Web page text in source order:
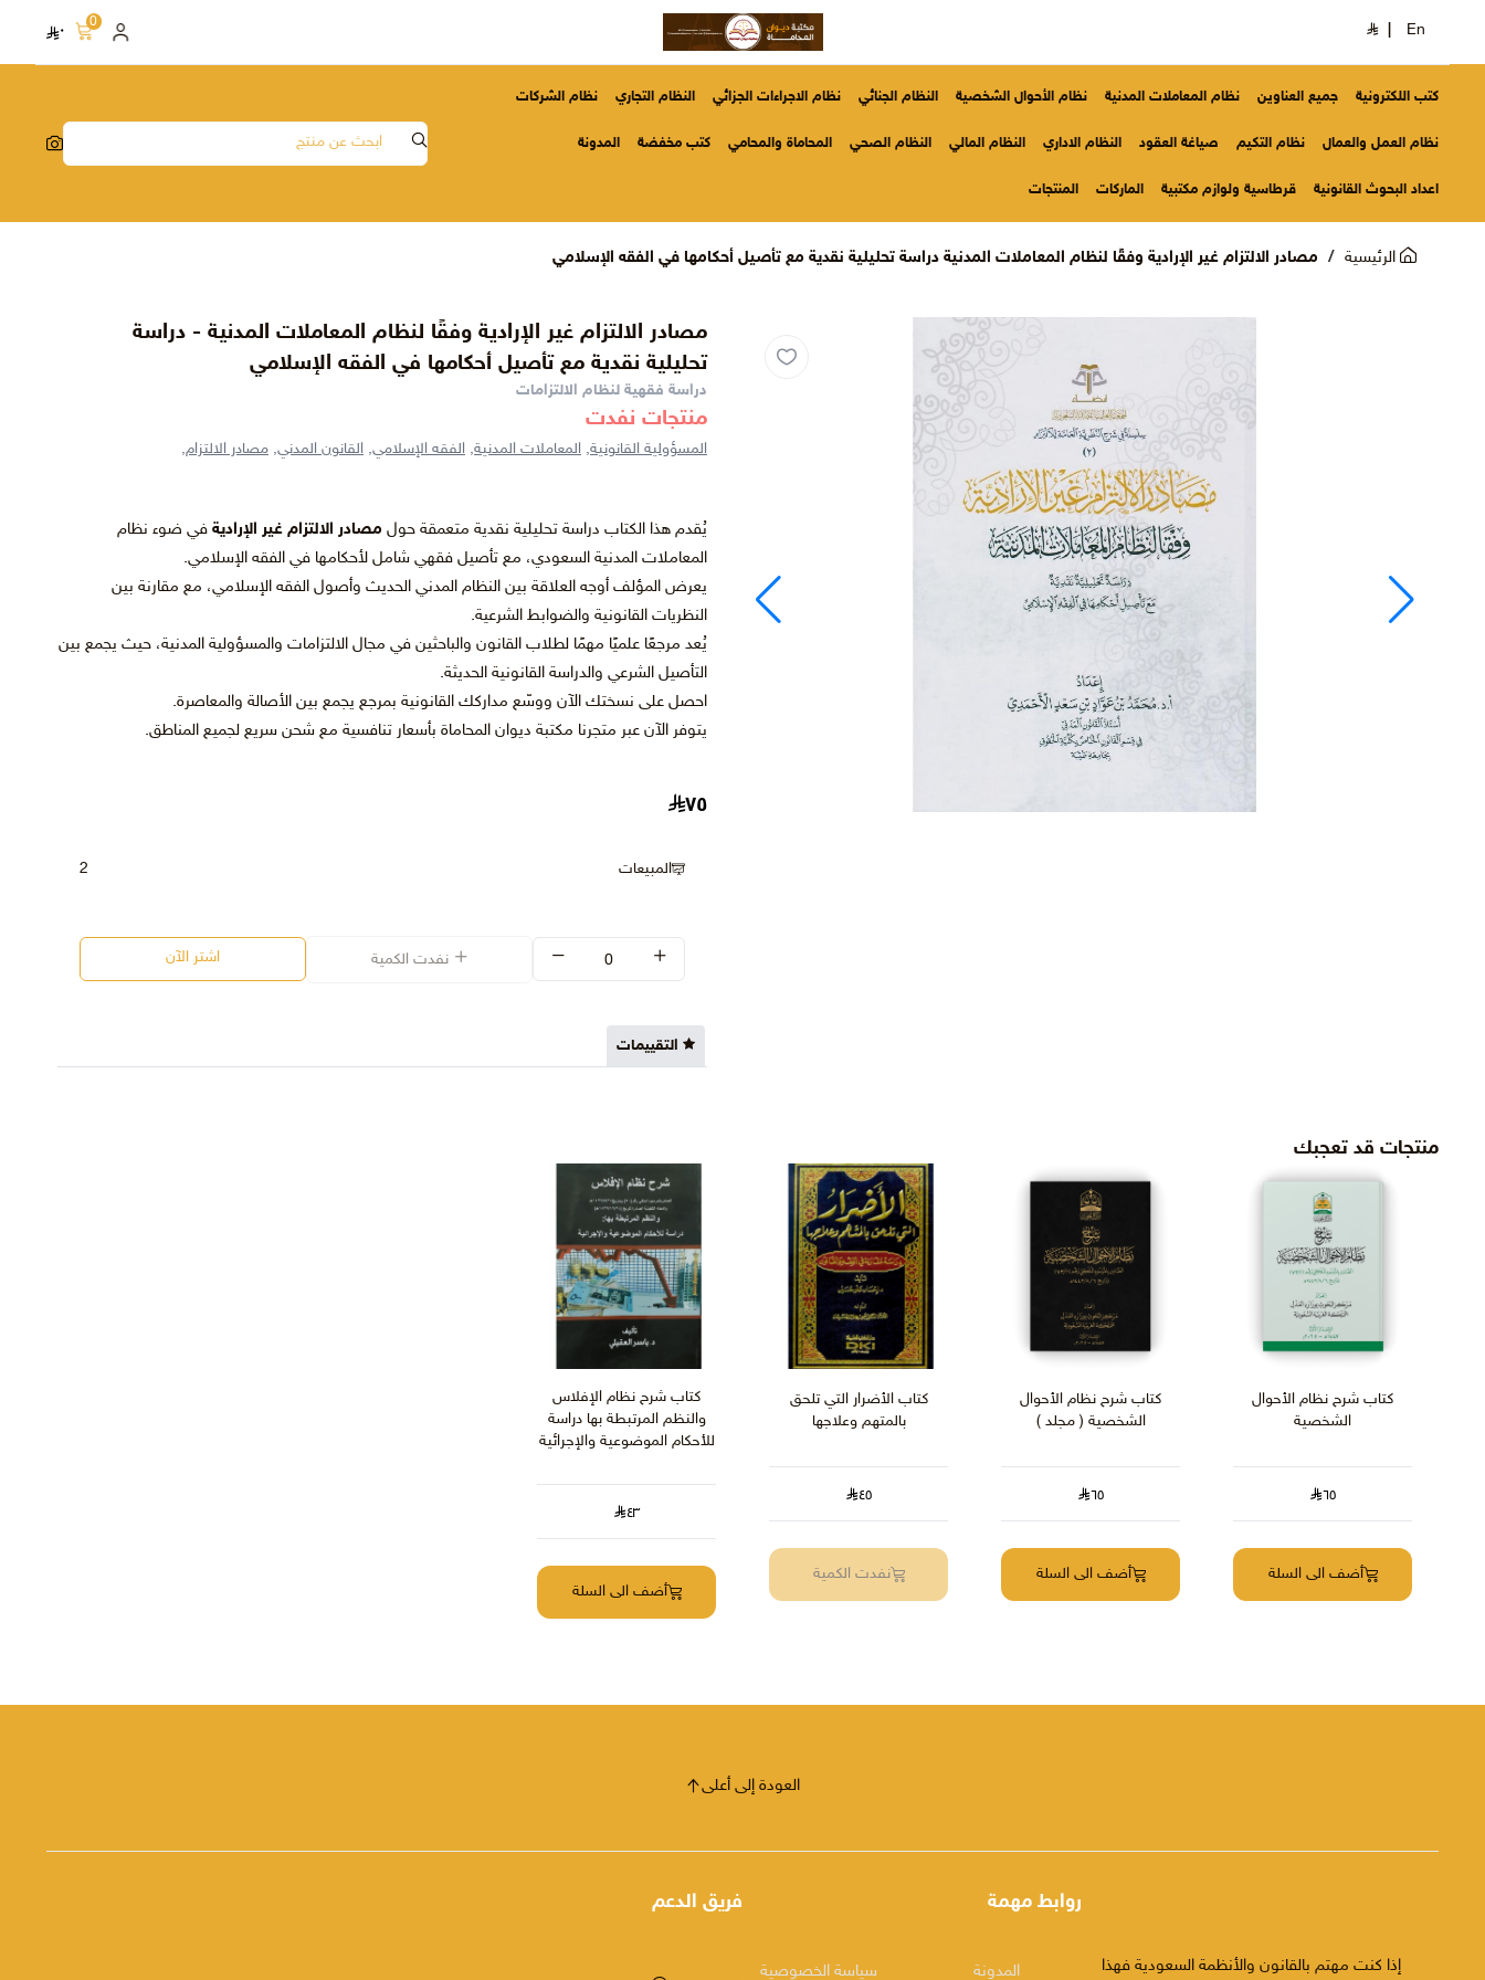
En
0 ٠
كتب اللكترونية جميع العناوين نظام المعاملات المدنية نظام الأحوال الشخصية النظام الجنائي نظام الاجراءات الجزائي النظام التجاري نظام الشركات
نظام العمل والعمال نظام التكيم صياغة العقود النظام الاداري النظام المالي النظام الصحي المحاماة والمحامي كتب مخفضة المدونة
اعداد البحوث القانونية قرطاسية ولوازم مكتبية الماركات المنتجات
الرئيسية مصادر الالتزام غير الإرادية وفقًا لنظام المعاملات المدنية دراسة تحليلية نقدية مع تأصيل أحكامها في الفقه الإسلامي
مصادر الالتزام غير الإرادية وفقًا لنظام المعاملات المدنية - دراسة
تحليلية نقدية مع تأصيل أحكامها في الفقه الإسلامي
دراسة فقهية لنظام الالتزامات
منتجات نفدت
المسؤولية القانونية, المعاملات المدنية, الفقه الإسلامي, القانون المدني, مصادر الالتزام,
يُقدم هذا الكتاب دراسة تحليلية نقدية متعمقة حول مصادر الالتزام غير الإرادية في ضوء نظام
المعاملات المدنية السعودي، مع تأصيل فقهي شامل لأحكامها في الفقه الإسلامي.
يعرض المؤلف أوجه العلاقة بين النظام المدني الحديث وأصول الفقه الإسلامي، مع مقارنة بين
النظريات القانونية والضوابط الشرعية.
يُعد مرجعًا علميًا مهمًا لطلاب القانون والباحثين في مجال الالتزامات والمسؤولية المدنية، حيث يجمع بين
التأصيل الشرعي والدراسة القانونية الحديثة.
احصل على نسختك الآن ووسّع مداركك القانونية بمرجع يجمع بين الأصالة والمعاصرة.
يتوفر الآن عبر متجرنا مكتبة ديوان المحاماة بأسعار تنافسية مع شحن سريع لجميع المناطق.
٧٥
المبيعات 2
نفدت الكمية اشتر الآن
التقييمات
منتجات قد تعجبك
كتاب شرح نظام الأحوال
الشخصية
٦٥
أضف الى السلة
كتاب شرح نظام الأحوال
الشخصية ( مجلد )
٦٥
أضف الى السلة
كتاب الأضرار التي تلحق
بالمتهم وعلاجها
٤٥
نفدت الكمية
كتاب شرح نظام الإفلاس
والنظم المرتبطة بها دراسة
للأحكام الموضوعية والإجرائية
٤٣
أضف الى السلة
العودة إلى أعلى
إذا كنت مهتم بالقانون والأنظمة السعودية فهذا
روابط مهمة
المدونة سياسة الخصوصية
فريق الدعم